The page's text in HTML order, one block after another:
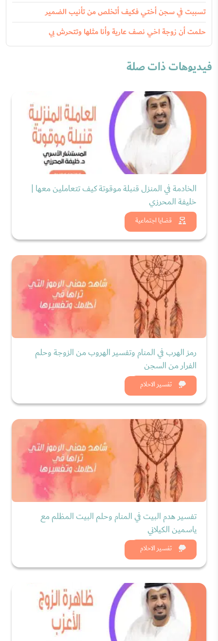
تسببت في سجن أختي فكيف أتخلص من تأنيب الضمير
حلمت أن زوجة اخي نصف عارية وأنا مثلها وتتحرش بي
فيديوهات ذات صلة
قضايا اجتماعية
الخادمة في المنزل قنبلة موقوتة كيف تتعاملين معها |
خليفة المحرزي
شاهد الان
تفسير الاحلام
رمز الهرب في المنام وتفسير الهروب من الزوجة وحلم
الفرار من السجن
شاهد الان
تفسير الاحلام
تفسير هدم البيت في المنام وحلم البيت المظلم مع
ياسمين الكيلاني
شاهد الان